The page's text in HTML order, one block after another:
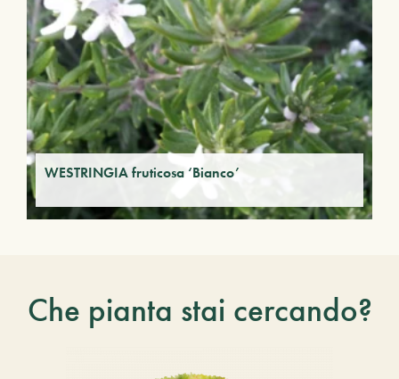
WESTRINGIA fruticosa ‘Bianco’
Che pianta stai cercando?